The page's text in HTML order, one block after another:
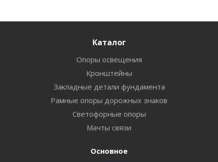
Каталог
Опоры освещения
Кронштейны
Закладные детали фундамента
Рамные опоры дорожных знаков
Светофорные опоры
Мачты связи
Основное